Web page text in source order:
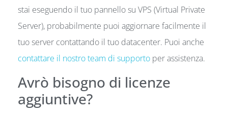
stai eseguendo il tuo pannello su VPS (Virtual Private
Server), probabilmente puoi aggiornare facilmente il
tuo server contattando il tuo datacenter. Puoi anche
contattare il nostro team di supporto per assistenza.
Avrò bisogno di licenze
aggiuntive?